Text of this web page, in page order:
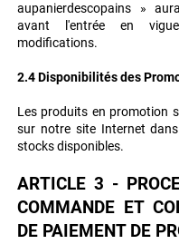
aupanierdescopains »
avant l'entrée en
modifications.
2.4 Disponibilités des
Les produits en promotion
sur notre site Internet
stocks disponibles.
ARTICLE 3 -
COMMANDE ET
DE PAIEMENT DE